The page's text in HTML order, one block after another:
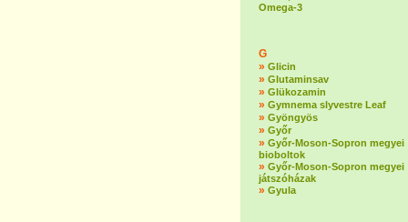
Omega-3
G
» Glicin
» Glutaminsav
» Glükozamin
» Gymnema slyvestre Leaf
» Gyöngyös
» Győr
» Győr-Moson-Sopron megyei
bioboltok
» Győr-Moson-Sopron megyei
játszóházak
» Gyula